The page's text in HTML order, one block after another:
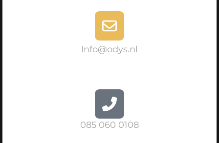
Info@odys.nl
085 060 0108